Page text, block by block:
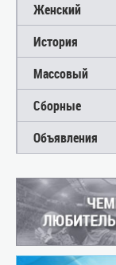
Женский
История
Массовый
Сборные
Объявления